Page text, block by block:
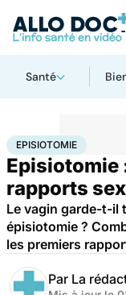
Santé
AccueilBien-être
EPISIOTOMIE
Episiotomie
rapports
Le vagin garde-t-il
épisiotomie ?
les premiers
Par La